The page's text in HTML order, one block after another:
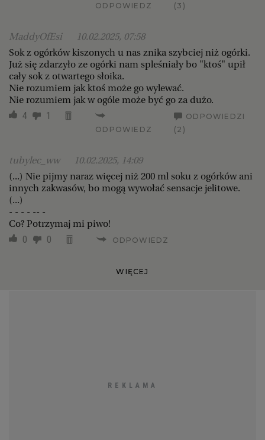
ODPOWIEDZ
(3)
MaddyOfEsi
10.02.2025, 07:58
Sok z ogórków kiszonych u nas znika szybciej niż ogórki.
Już się zdarzyło ze ogórki nam spleśniały bo "ktoś" upił
cały sok z otwartego słoika.
Nie rozumiem jak ktoś może go wylewać.
Nie rozumiem jak w ogóle może być go za dużo.
4 1
ODPOWIEDZ
ODPOWIEDZI
(2)
tubylec_ww
10.02.2025, 14:09
(...) Nie pijmy naraz więcej niż 200 ml soku z ogórków ani
innych zakwasów, bo mogą wywołać sensacje jelitowe.
(...)
- - - - -- -
Co? Potrzymaj mi piwo!
0 0 ODPOWIEDZ
WIĘCEJ